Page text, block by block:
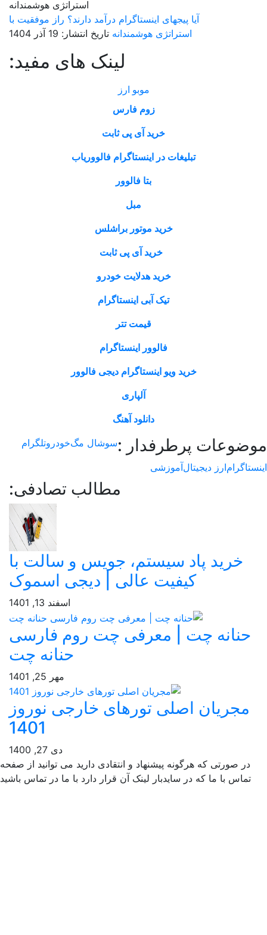
آیا پیجهای اینستاگرام درآمد دارند؟ راز موفقیت با
استراتژی هوشمندانه تاریخ انتشار: 19 آذر 1404
لینک های مفید:
موبو ارز
زوم فارس
خرید آی پی ثابت
تبلیغات در اینستاگرام فالووریاب
بتا فالوور
خرید موتور براشلس
خرید آی پی ثابت
خرید هدلایت خودرو
تیک آبی اینستاگرام
قیمت تتر
فالوور اینستاگرام
خرید ویو اینستاگرام دیجی فالوور
آلپاری
دانلود آهنگ
پرطرفدار : سوشال مگخودروتلگرام
ارز دیجیتالآموزشی
مطالب تصادفی:
خرید پاد سیستم، جویس و سالت با
کیفیت عالی | دیجی اسموک
اسفند 13, 1401
چت | معرفی چت روم فارسی
حنانه چت
مجریان اصلی تورهای خارجی نوروز
1401
صورتی که هرگونه پیشنهاد و انتقادی دارید می توانید از صفحه
با ما که در سایدبار لینک آن قرار دارد با ما در تماس باشید